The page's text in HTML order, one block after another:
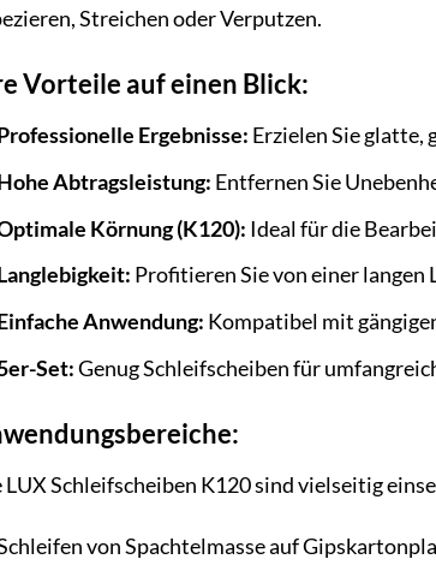
Streichen oder Verputzen.
Vorteile auf einen Blick:
Ergebnisse: Erzielen Sie glatte,
Abtragsleistung: Entfernen Sie
Körnung (K120): Ideal für die
Profitieren Sie von einer
Anwendung: Kompatibel mit
Set:Genug Schleifscheiben für
LUX Schleifscheiben K120 sind vielseitig
von Spachtelmasse auf